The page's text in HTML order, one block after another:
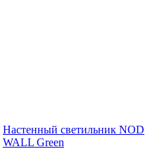
Настенный светильник NOD
WALL Green